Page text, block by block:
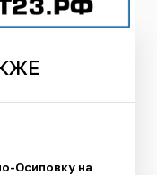
Осиповку на